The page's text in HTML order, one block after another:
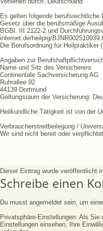
Es gelten folgende berufsrechtliche
Gesetz über die berufsmäßige
BGBl. III 2122-2 und
internet.de/heilprg/
Die Berufsordnung für Heilpraktiker
Angaben zur
Name und Sitz des Versicherers:
Continentale Sachversicherung AG
Ruhrallee 92
44139 Dortmund
Geltungsraum der Versicherung:
Heilkundliche Tätigkeit ist von der
Verbraucher­streit­beilegung /
Wir sind nicht bereit oder
Dieser Eintrag wurde veröffentlicht
Schreibe einen
Du musst angemeldet sein, um
Privatsphäre-Einstellungen: Als
Einstellungen einsehen, Ihre